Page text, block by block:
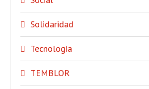
Solidaridad
Tecnologia
TEMBLOR